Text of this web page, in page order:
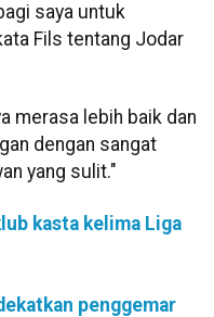
saya untuk
Fils tentang Jodar
merasa lebih baik dan
dengan sangat
yang sulit."
kasta kelima Liga
penggemar